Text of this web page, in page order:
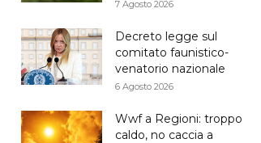
7 Agosto 2026
Decreto legge sul
comitato faunistico-
venatorio nazionale
6 Agosto 2026
Wwf a Regioni: troppo
caldo, no caccia a